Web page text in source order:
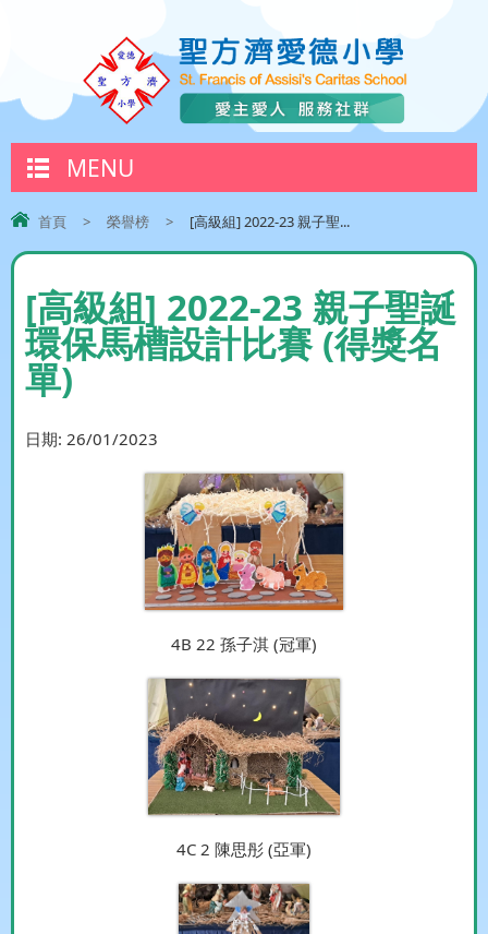
MENU
首頁 > 榮譽榜 > [高級組] 2022-23 親子聖...
[高級組] 2022-23 親子聖誕
環保馬槽設計比賽 (得獎名
單)
日期: 26/01/2023
4B 22 孫子淇 (冠軍)
4C 2 陳思彤 (亞軍)